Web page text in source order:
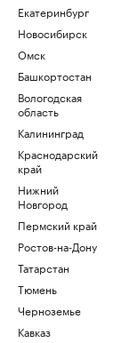
Екатеринбург
Новосибирск
Омск
Башкортостан
Вологодская
область
Калининград
Краснодарский
край
Нижний
Новгород
Пермский край
Ростов-на-Дону
Татарстан
Тюмень
Черноземье
Кавказ